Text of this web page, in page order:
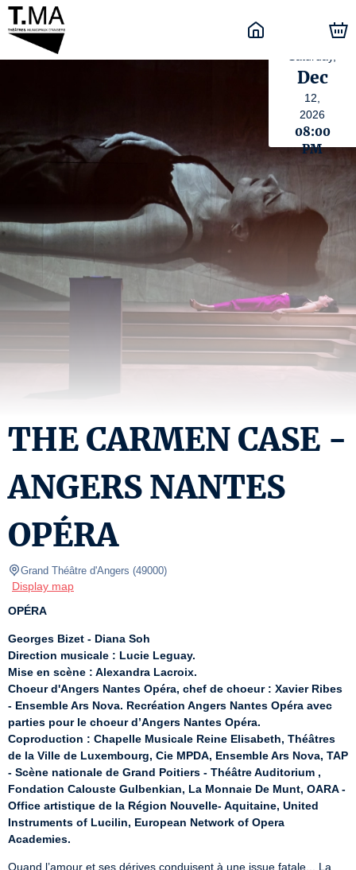
Dec
12,
2026
08:00
PM
THE CARMEN CASE -
ANGERS NANTES
OPÉRA
Grand Théâtre d'Angers (49000)
Display map
OPÉRA
Georges Bizet - Diana Soh
Direction musicale : Lucie Leguay.
Mise en scène : Alexandra Lacroix.
Choeur d'Angers Nantes Opéra, chef de choeur : Xavier Ribes
- Ensemble Ars Nova. Recréation Angers Nantes Opéra avec
parties pour le choeur d’Angers Nantes Opéra.
Coproduction : Chapelle Musicale Reine Elisabeth, Théâtres
de la Ville de Luxembourg, Cie MPDA, Ensemble Ars Nova, TAP
- Scène nationale de Grand Poitiers - Théâtre Auditorium ,
Fondation Calouste Gulbenkian, La Monnaie De Munt, OARA -
Office artistique de la Région Nouvelle- Aquitaine, United
Instruments of Lucilin, European Network of Opera
Academies.
Quand l’amour et ses dérives conduisent à une issue fatale... La